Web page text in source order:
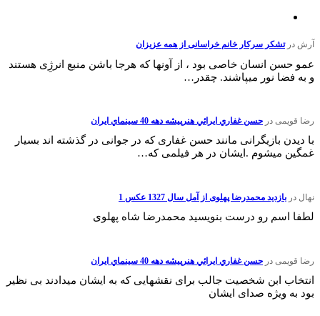
آرش درتشکر سرکار خانم خراسانی از همه عزیزان
عمو حسن انسان خاصی بود ، از آونها که هرجا باشن منبع انرژِی هستند
و به فضا نور میپاشند. چقدر…
رضا قویمی در حسن غفاري ايرائي هنرپيشه دهه 40 سينماي ايران
با دیدن بازیگرانی مانند حسن غفاری که در جوانی در گذشته اند بسیار
غمگین میشوم .ایشان در هر فیلمی که…
نهال در بازدید محمدرضا پهلوی از آمل سال 1327 عکس 1
لطفا اسم رو درست بنویسید محمدرضا شاه پهلوی
رضا قویمی در حسن غفاري ايرائي هنرپيشه دهه 40 سينماي ايران
انتخاب ابن شخصیت جالب برای نقشهایی که به ایشان میدادند بی نظیر
بود به ویژه صدای ایشان